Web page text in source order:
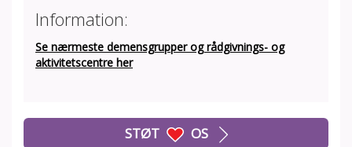
Information:
Se nærmeste demensgrupper og rådgivnings- og
aktivitetscentre her
STØT OS